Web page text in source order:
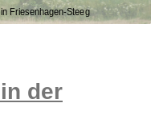
Friesenhagen-Steeg
der